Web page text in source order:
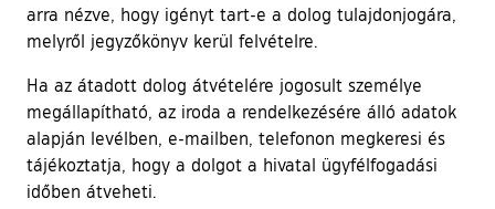
arra nézve, hogy igényt tart-e a dolog tulajdonjogára,
melyről jegyzőkönyv kerül felvételre.
Ha az átadott dolog átvételére jogosult személye
megállapítható, az iroda a rendelkezésére álló adatok
alapján levélben, e-mailben, telefonon megkeresi és
tájékoztatja, hogy a dolgot a hivatal ügyfélfogadási
időben átveheti.